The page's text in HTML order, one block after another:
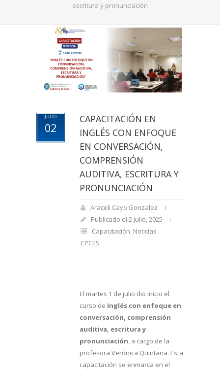
escritura y pronunciación
JULIO
02
CAPACITACIÓN EN
INGLÉS CON ENFOQUE
EN CONVERSACIÓN,
COMPRENSIÓN
AUDITIVA, ESCRITURA Y
PRONUNCIACIÓN
Araceli Cayo Gonzalez
Publicado el 2 julio, 2025
Capacitación Noticias
CPCES
El martes 1 de julio dio inicio el
curso de Inglés con enfoque en
conversación, comprensión
auditiva, escritura y
pronunciación , a cargo de la
profesora Verónica Quintana. Esta
capacitación se enmarca en el